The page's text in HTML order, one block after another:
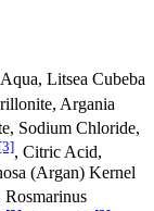
Litsea Cubeba
Argania
Sodium Chloride,
[3], Citric Acid,
(Argan) Kernel